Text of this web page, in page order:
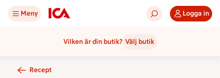
Meny Logga in
Vilken är din butik? Välj butik
Recept